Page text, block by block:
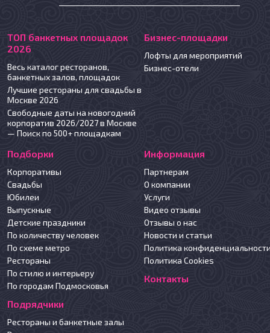
ТОП банкетных площадок
2026
Весь каталог ресторанов,
банкетных залов, площадок
Лучшие рестораны для свадьбы в
Москве 2026
Свободные даты на новогодний
корпоратив 2026/2027 в Москве
— Поиск по 500+ площадкам
Бизнес-площадки
Лофты для мероприятий
Бизнес-отели
Подборки
Корпоративы
Свадьбы
Юбилеи
Выпускные
Детские праздники
По количеству человек
По схеме метро
Рестораны
По стилю и интерьеру
По городам Подмосковья
Подрядчики
Рестораны и банкетные залы
Информация
Партнерам
О компании
Услуги
Видео отзывы
Отзывы о нас
Новости и статьи
Политика
Политика Cookies
Контакты